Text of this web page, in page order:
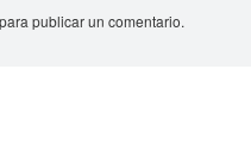
para publicar un comentario.